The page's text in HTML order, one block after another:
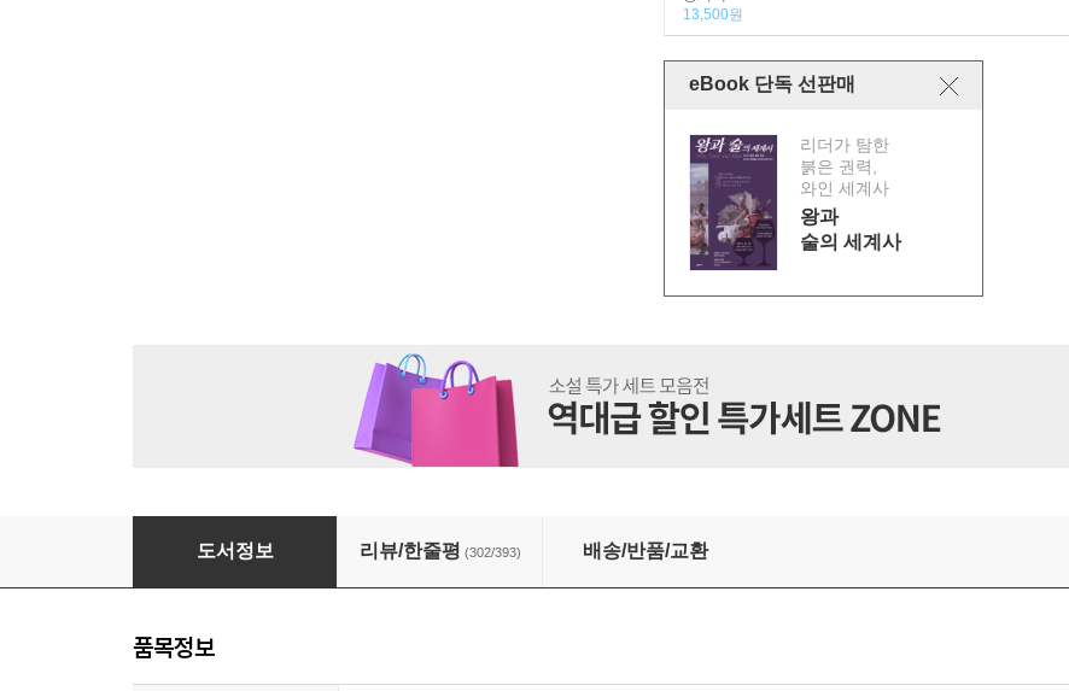
13,500원
eBook 단독 선판매
리더가 탐한
붉은 권력,
와인 세계사
왕과
술의 세계사
미 비포 유 Me Before You
도서정보 리뷰/한줄평 (302/393) 배송/반품/교환
품목정보